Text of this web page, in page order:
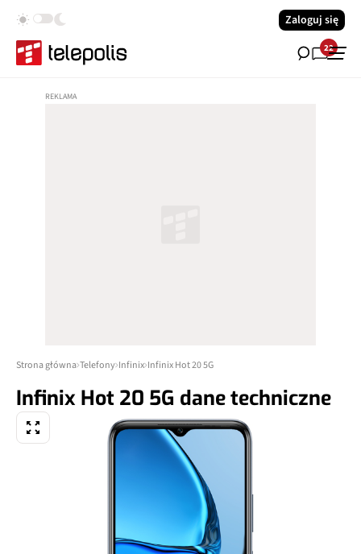
Zaloguj się
22
Strona główna Telefony Infinix Infinix Hot 20 5G
Infinix Hot 20 5G dane techniczne